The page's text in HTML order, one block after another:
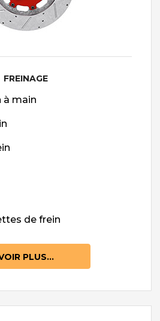
FREINAGE
à main
de frein
PLUS...